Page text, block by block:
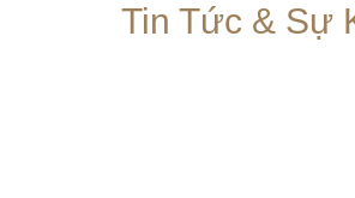
Tin Tức & Sự